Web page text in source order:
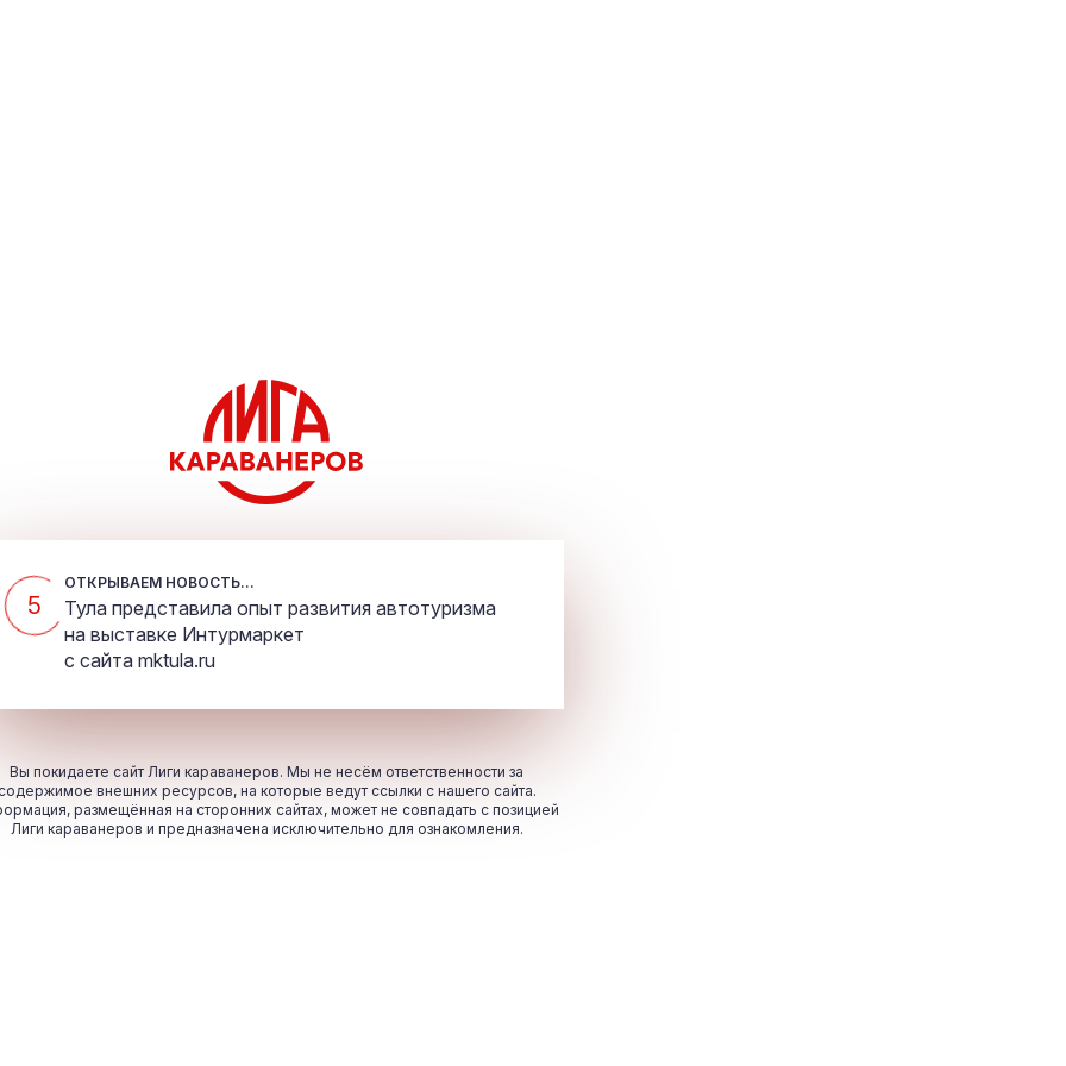
5
ОТКРЫВАЕМ НОВОСТЬ...
Тула представила опыт развития автотуризма
на выставке Интурмаркет
с сайта mktula.ru
Вы покидаете сайт Лиги караванеров. Мы не несём ответственности за
внешних ресурсов, на которые ведут ссылки с нашего сайта.
размещённая на сторонних сайтах, может не совпадать с позицией
Лиги караванеров и предназначена исключительно для ознакомления.